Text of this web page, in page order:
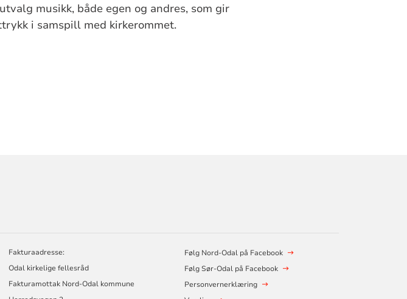
musikk, både egen og andres, som gir
i samspill med kirkerommet.
Fakturaadresse:
Odal kirkelige fellesråd
Fakturamottak Nord-Odal kommune
Følg Nord-Odal på Facebook
Følg Sør-Odal på Facebook
Personvernerklæring